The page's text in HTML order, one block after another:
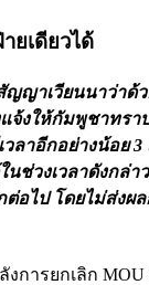
ยเดียวได้
ญาเวียนนาว่าด้
จ้งให้กัมพูชาทร
ลาอีกอย่างน้อย
วงเวลาดังกล่า
อไป โดยไม่ส่งผ
ารยกเลิก MOU